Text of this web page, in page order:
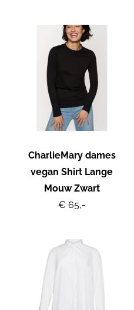
CharlieMary dames
vegan Shirt Lange
Mouw Zwart
€ 65,-